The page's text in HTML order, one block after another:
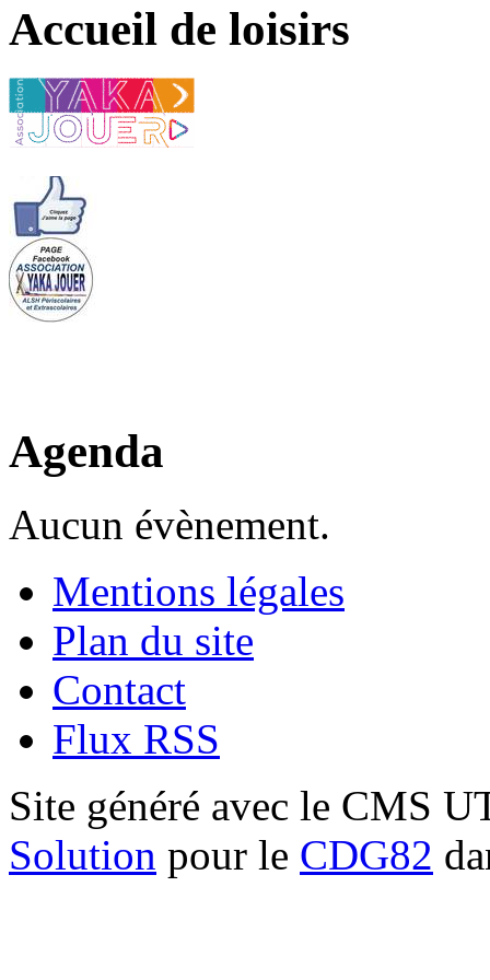
Accueil de loisirs
Agenda
Aucun évènement.
Mentions légales
Plan du site
Contact
Flux RSS
Site généré avec le CMS
Solution pour le CDG82